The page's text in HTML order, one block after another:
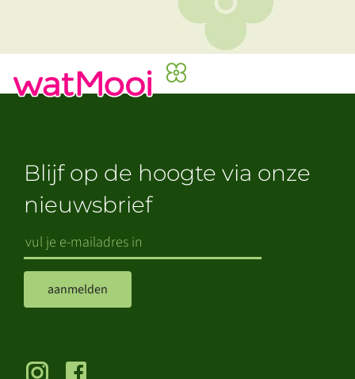
Blijf op de hoogte via onze
nieuwsbrief
aanmelden